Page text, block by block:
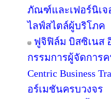
ภัณฑ์และเฟอร์นิเจ
ไลฟ์สไตล์ผู้บริโภค
ฟูจิฟิล์ม บิสซิเนส
กรรมการผู้จัดการ
Centric Business
อร์เมชันครบวงจร